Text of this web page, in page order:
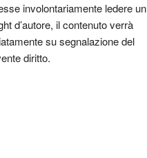
involontariamente ledere un
d’autore, il contenuto verrà
su segnalazione del
diritto.